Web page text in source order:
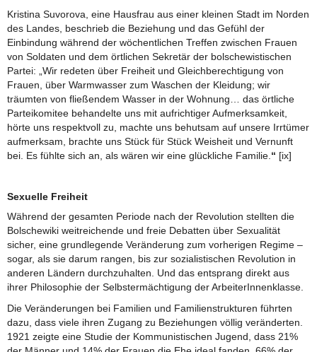
Kristina Suvorova, eine Hausfrau aus einer kleinen Stadt im Norden
des Landes, beschrieb die Beziehung und das Gefühl der
Einbindung während der wöchentlichen Treffen zwischen Frauen
von Soldaten und dem örtlichen Sekretär der bolschewistischen
Partei: „Wir redeten über Freiheit und Gleichberechtigung von
Frauen, über Warmwasser zum Waschen der Kleidung; wir
träumten von fließendem Wasser in der Wohnung… das örtliche
Parteikomitee behandelte uns mit aufrichtiger Aufmerksamkeit,
hörte uns respektvoll zu, machte uns behutsam auf unsere Irrtümer
aufmerksam, brachte uns Stück für Stück Weisheit und Vernunft
bei. Es fühlte sich an, als wären wir eine glückliche Familie. “ [ix]
Sexuelle Freiheit
Während der gesamten Periode nach der Revolution stellten die
Bolschewiki weitreichende und freie Debatten über Sexualität
sicher, eine grundlegende Veränderung zum vorherigen Regime –
sogar, als sie darum rangen, bis zur sozialistischen Revolution in
anderen Ländern durchzuhalten. Und das entsprang direkt aus
ihrer Philosophie der Selbstermächtigung der ArbeiterInnenklasse.
Die Veränderungen bei Familien und Familienstrukturen führten
dazu, dass viele ihren Zugang zu Beziehungen völlig veränderten.
1921 zeigte eine Studie der Kommunistischen Jugend, dass 21%